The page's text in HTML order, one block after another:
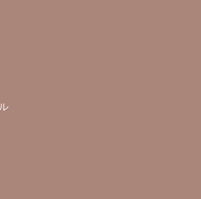
色々使える抹茶碗
うれしい♪松助窯 ちょこっと豆皿シリ